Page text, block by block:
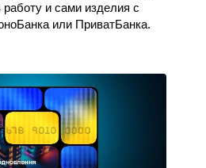
работу и сами изделия с
или ПриватБанка.